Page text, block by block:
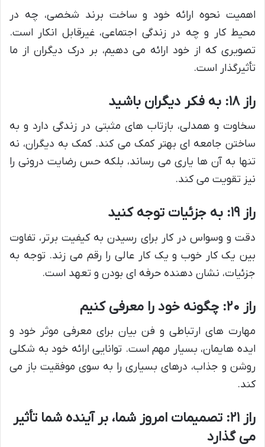
اهمیت نحوه ارائه خود و ساخت برند شخصی، چه در
محیط کار و چه در زندگی اجتماعی، غیرقابل انکار است.
تصویری که از خود ارائه می دهیم، بر درک دیگران از ما
تأثیرگذار است.
راز ۱۸: به فکر دیگران باشید
سخاوت و همدلی، بازتاب های مثبتی در زندگی دارد و به
ساختن جامعه ای بهتر کمک می کند. کمک به دیگران، نه
تنها به آن ها یاری می رساند، بلکه حس رضایت درونی را
نیز تقویت می کند.
راز ۱۹: به جزئیات توجه کنید
دقت و وسواس در کار برای رسیدن به کیفیت برتر، تفاوت
بین یک کار خوب و یک کار عالی را رقم می زند. توجه به
جزئیات، نشان دهنده حرفه ای بودن و تعهد است.
راز ۲۰: چگونه خود را معرفی کنیم
مهارت های ارتباطی و فن بیان برای معرفی موثر خود و
ایده هایمان، بسیار مهم است. توانایی ارائه خود به شکلی
روشن و جذاب، درهای بسیاری را به سوی موفقیت باز می
کند.
راز ۲۱: تصمیمات امروز شما، بر آینده شما تأثیر
می گذارد